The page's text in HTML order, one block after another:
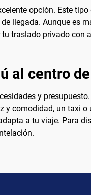
opción. Este
llegada. Aunque es
traslado privado
al centro
y
comodidad, un taxi
a tu viaje. Para